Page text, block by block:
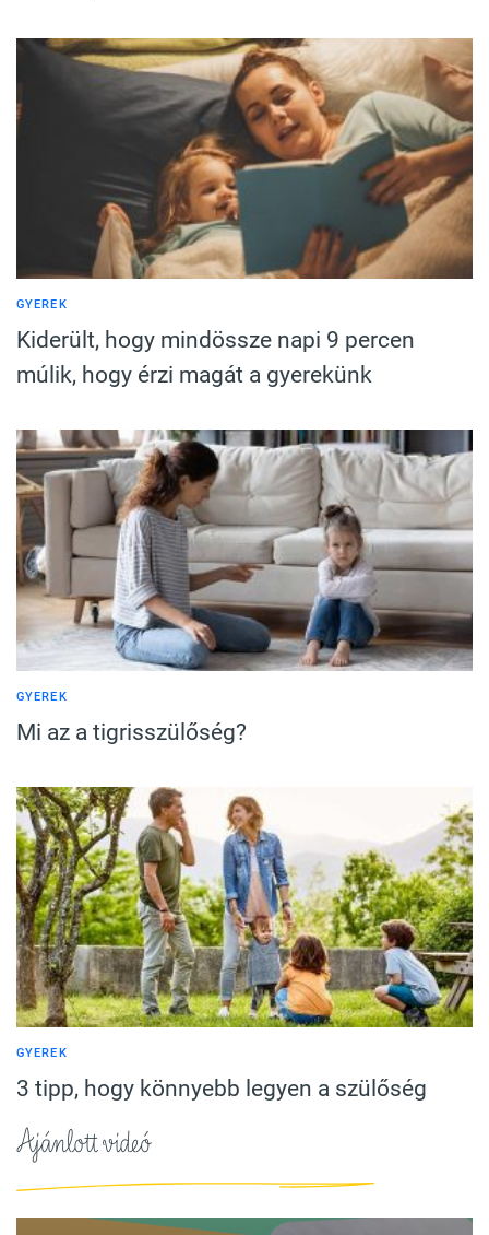
GYEREK
Kiderült, hogy mindössze napi 9 percen
múlik, hogy érzi magát a gyerekünk
GYEREK
Mi az a tigrisszülőség?
GYEREK
3 tipp, hogy könnyebb legyen a szülőség
Ajánlott videó